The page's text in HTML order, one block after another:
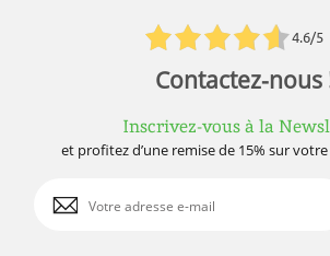
4.6/5
Contactez-nous
Inscrivez-vous à la
et profitez d’une remise de 15% sur